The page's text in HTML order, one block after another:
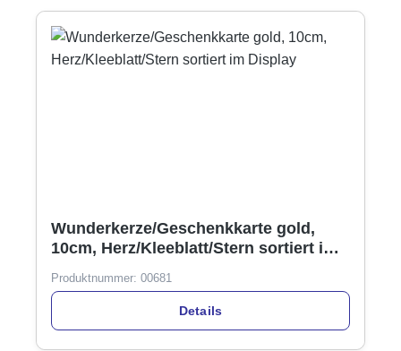
Wunderkerze/Geschenkkarte gold,
10cm, Herz/Kleeblatt/Stern sortiert im
Produktnummer: 00681
Details